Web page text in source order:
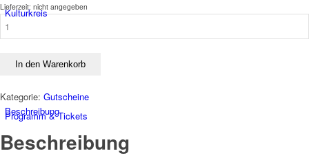
Kulturkreis
Programm & Tickets
Lieferzeit: nicht angegeben
60
MengeIn den Warenkorb
Kategorie: Gutscheine
Beschreibung
Beschreibung